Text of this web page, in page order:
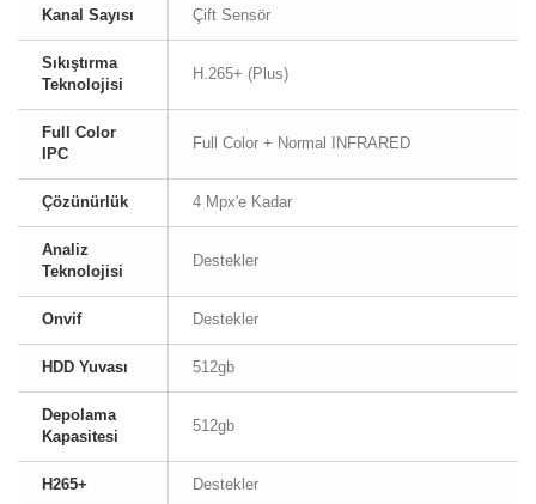
Kanal Sayısı Çift Sensör
Sıkıştırma
Teknolojisi
H.265+ (Plus)
Full Color
IPC
Full Color + Normal INFRARED
Çözünürlük 4 Mpx'e Kadar
Analiz
Teknolojisi
Destekler
Onvif Destekler
HDD Yuvası 512gb
Depolama
Kapasitesi
512gb
H265+ Destekler